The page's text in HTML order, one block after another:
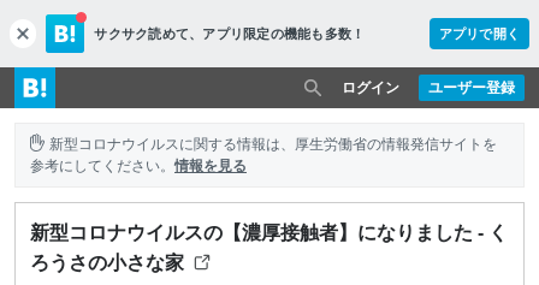
c
l
o
s
e
サクサク読めて、 アプリ限定の機能も多数！ アプリで開く
ユーザー登録
ログイン
新型コロナウイルスに関する情報は、厚生労働省の情報発信サイトを
参考にしてください。情報を見る
新型コロナウイルスの【濃厚接触者】になりました - く
ろうさの小さな家